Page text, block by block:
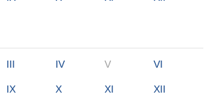
III IV V VI
IX X XI XII